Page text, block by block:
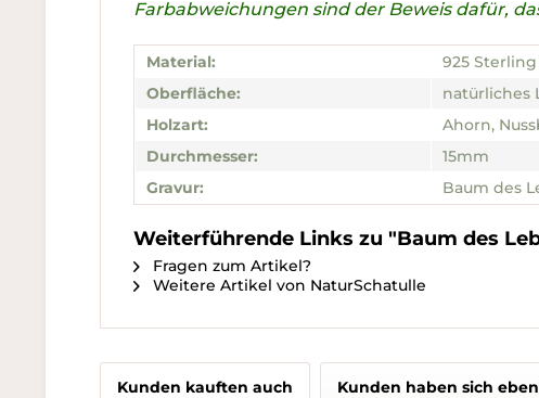
Farbabweichungen sind der Beweis dafür,
Material:
925
Oberfläche:
natürliches
Holzart:
Ahorn,
Durchmesser:
15mm
Gravur:
Baum des
Weiterführende Links zu "Baum des
Fragen zum Artikel?
Weitere Artikel von NaturSchatulle
Kunden kauften auch Kunden haben sich